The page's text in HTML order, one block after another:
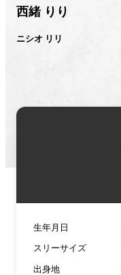
西緒 りり
ニシオ リリ
生年月日
スリーサイズ
出身地